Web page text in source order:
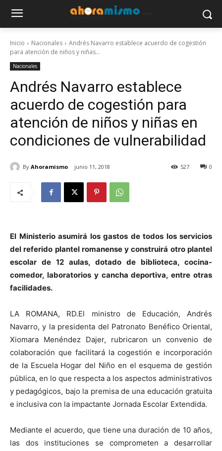
Inicio Nacionales
Andrés Navarro establece acuerdo de cogestión
para atención de niños y niñas...
Nacionales
Andrés Navarro establece
acuerdo de cogestión para
atención de niños y niñas en
condiciones de vulnerabilidad
By Ahoramismo junio 11, 2018 0
527
El Ministerio asumirá los gastos de todos los servicios
del referido plantel romanense y construirá otro plantel
escolar de 12 aulas, dotado de biblioteca, cocina-
comedor, laboratorios y cancha deportiva, entre otras
facilidades.
LA ROMANA, RD.El ministro de Educación, Andrés
Navarro, y la presidenta del Patronato Benéfico Oriental,
Xiomara Menéndez Dajer, rubricaron un convenio de
colaboración que facilitará la cogestión e incorporación
de la Escuela Hogar del Niño en el esquema de gestión
pública, en lo que respecta a los aspectos administrativos
y pedagógicos, bajo la premisa de una educación gratuita
e inclusiva con la impactante Jornada Escolar Extendida.
Mediante el acuerdo, que tiene una duración de 10 años,
las dos instituciones se comprometen a desarrollar